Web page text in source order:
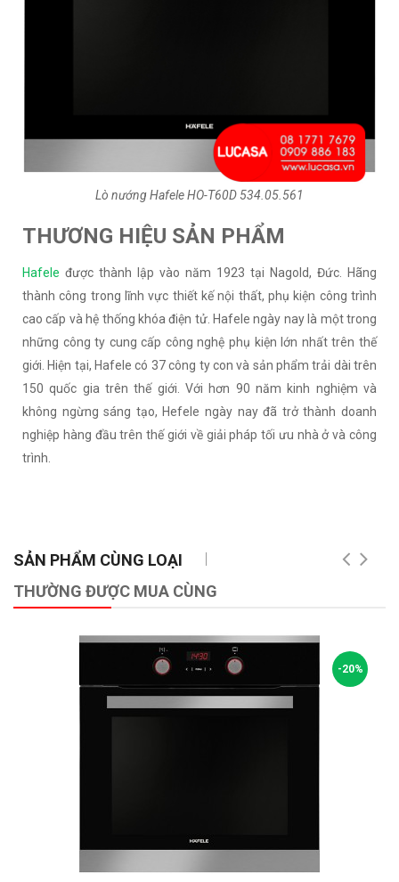
Lò nướng Hafele HO-T60D 534.05.561
THƯƠNG HIỆU SẢN PHẨM
Hafele được thành lập vào năm 1923 tại Nagold, Đức. Hãng
thành công trong lĩnh vực thiết kế nội thất, phụ kiện công trình
cao cấp và hệ thống khóa điện tử. Hafele ngày nay là một trong
những công ty cung cấp công nghệ phụ kiện lớn nhất trên thế
giới. Hiện tại, Hafele có 37 công ty con và sản phẩm trải dài trên
150 quốc gia trên thế giới. Với hơn 90 năm kinh nghiệm và
không ngừng sáng tạo, Hefele ngày nay đã trở thành doanh
nghiệp hàng đầu trên thế giới về giải pháp tối ưu nhà ở và công
trình.
SẢN PHẨM CÙNG LOẠI
THƯỜNG ĐƯỢC MUA CÙNG
-20%